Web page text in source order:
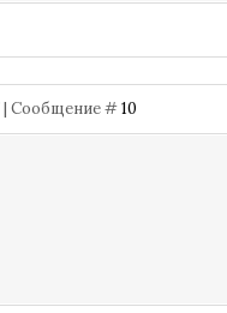
| Сообщение #10